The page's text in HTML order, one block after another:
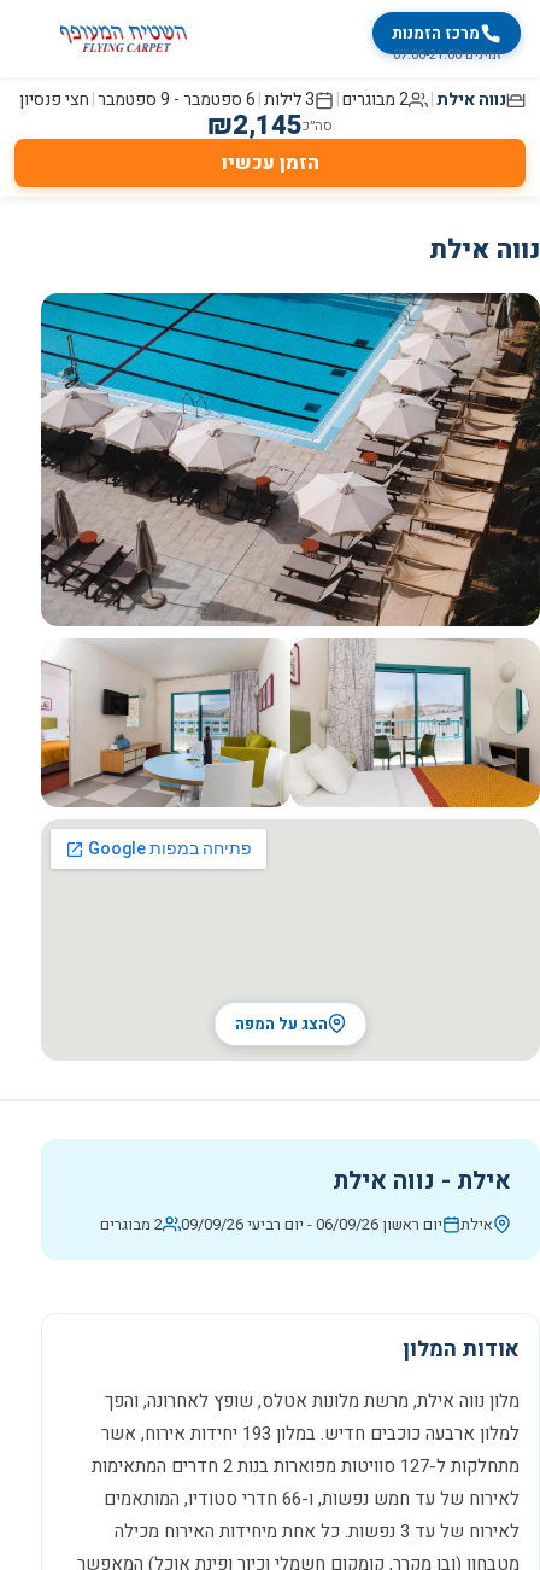
מרכז הזמנות
זמינים 07:00-21:00
נווה אילת| 2 מבוגרים |
3לילות|6 ספטמבר - 9 ספטמבר |חצי פנסיון
סה״כ ₪2,145
הזמן עכשיו
נווה אילת
כל התמונות
הצג על המפה
אילת - נווה אילת
אילת יום ראשון 06/09/26 - יום רביעי 09/09/26 2 מבוגרים
אודות המלון
מלון נווה אילת, מרשת מלונות אטלס, שופץ לאחרונה, והפך
למלון ארבעה כוכבים חדיש. במלון 193 יחידות אירוח, אשר
מתחלקות ל-127 סוויטות מפוארות בנות 2 חדרים המתאימות
לאירוח של עד חמש נפשות, ו-66 חדרי סטודיו, המותאמים
לאירוח של עד 3 נפשות. כל אחת מיחידות האירוח מכילה
מטבחון (ובו מקרר, קומקום חשמלי וכיור ופינת אוכל) המאפשר